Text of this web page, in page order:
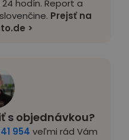
s objednávkou?
954 veľmi rád Vám
hodín. Report a
Prejsť na
>